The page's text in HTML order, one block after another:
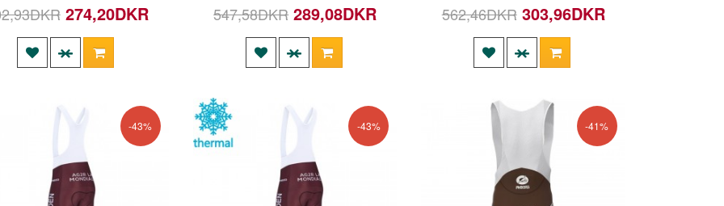
274,20DKR 547,58DKR 289,08DKR 562,46DKR 303,96DKR
-43% -43% -41%